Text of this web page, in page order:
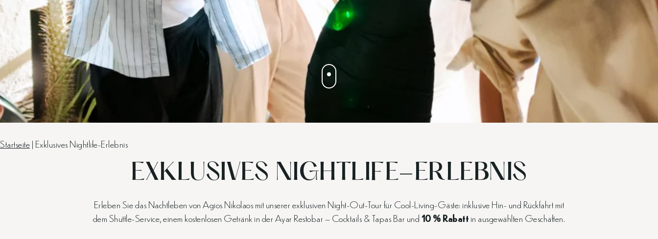
Startseite | Exklusives Nightlife-Erlebnis
EXKLUSIVES NIGHTLIFE-ERLEBNIS
Erleben Sie das Nachtleben von Agios Nikolaos mit unserer exklusiven Night-Out-Tour für Cool-Living-Gäste: inklusive Hin- und Rückfahrt mit
dem Shuttle-Service, einem kostenlosen Getränk in der Ayar Restobar – Cocktails & Tapas Bar und 10 % Rabatt in ausgewählten Geschäften.